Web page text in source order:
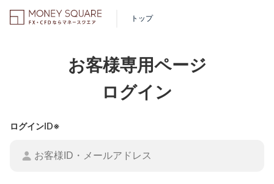
トップ
お客様専用ページ
ログイン
ログインID※